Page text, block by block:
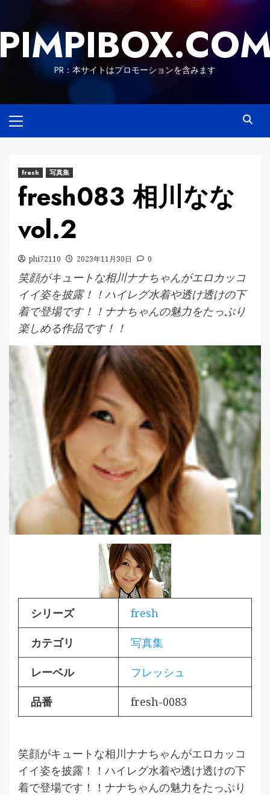
content
PR：本サイトはプロモーションを含みます
Menu
fresh 写真集
fresh083 相川なな
vol.2
phi72110 2023年11月30日 0
笑顔がキュートな相川ナナちゃんがエロカッコ
イイ姿を披露！！ハイレグ水着や透け透けの下
着で登場です！！ナナちゃんの魅力をたっぷり
楽しめる作品です！！
シリーズ fresh
カテゴリ 写真集
レーベル フレッシュ
品番 fresh-0083
笑顔がキュートな相川ナナちゃんがエロカッコ
イイ姿を披露！！ハイレグ水着や透け透けの下
着で登場です！！ナナちゃんの魅力をたっぷり